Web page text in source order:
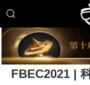
FBEC2021 |